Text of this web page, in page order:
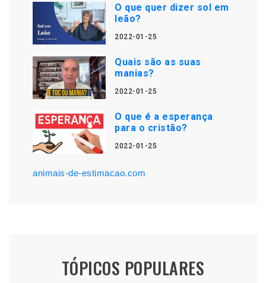
O que quer dizer sol em
leão?
2022-01-25
Quais são as suas
manias?
2022-01-25
O que é a esperança
para o cristão?
2022-01-25
animais-de-estimacao.com
TÓPICOS POPULARES